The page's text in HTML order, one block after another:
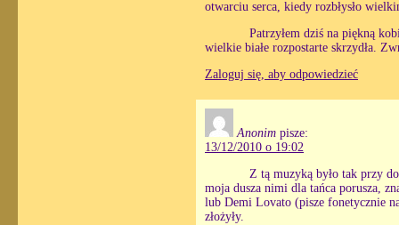
otwarciu serca, kiedy rozbłysło
Patrzyłem dziś na piękną
wielkie białe rozpostarte skrzydła.
Zaloguj się, aby odpowiedzieć
Anonim pisze:
13/12/2010 o 19:02
Z tą muzyką było tak przy
moja dusza nimi dla tańca porusza,
lub Demi Lovato (pisze fonetycznie
złożyły.